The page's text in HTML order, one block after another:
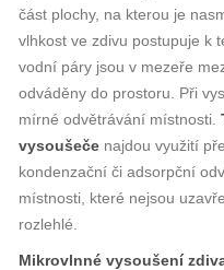
část plochy, na kterou je
vlhkost ve zdivu postupuje k
vodní páry jsou v mezeře
odváděny do prostoru. Při
mírné odvětrávání místnosti.
vysoušeče najdou využití
kondenzační či adsorpční
místnosti, které nejsou
rozlehlé.
Mikrovlnné vysoušení